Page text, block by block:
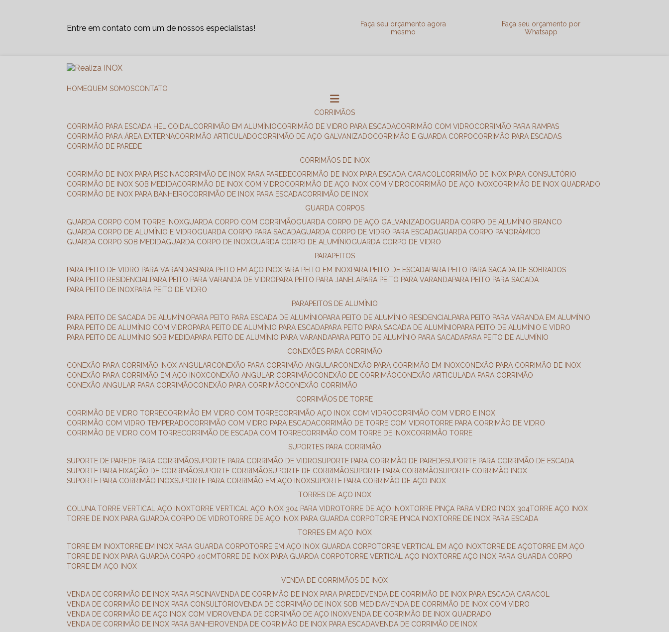
Entre em contato com um de nossos especialistas!
Faça seu orçamento agora
mesmo
Faça seu orçamento por
Whatsapp
HOME QUEM SOMOS CONTATO
CORRIMÃOS
CORRIMÃO PARA ESCADA HELICOIDAL
CORRIMÃO EM ALUMÍNIO CORRIMÃO DE VIDRO PARA ESCADA CORRIMÃO COM VIDRO
CORRIMÃO PARA RAMPAS
CORRIMÃO PARA ÁREA EXTERNA
CORRIMÃO ARTICULADO CORRIMÃO DE AÇO GALVANIZADO CORRIMÃO E GUARDA CORPO
CORRIMÃO PARA ESCADAS
CORRIMÃO DE PAREDE
CORRIMÃOS DE INOX
CORRIMÃO DE INOX PARA PISCINA
CORRIMÃO DE INOX PARA PAREDE CORRIMÃO DE INOX PARA ESCADA CARACOL
CORRIMÃO DE INOX PARA CONSULTÓRIO
CORRIMÃO DE INOX SOB MEDIDA
CORRIMÃO DE INOX COM VIDRO CORRIMÃO DE AÇO INOX COM VIDRO CORRIMÃO DE AÇO INOX
CORRIMÃO DE INOX QUADRADO
CORRIMÃO DE INOX PARA BANHEIRO
CORRIMÃO DE INOX PARA ESCADA
CORRIMÃO DE INOX
GUARDA CORPOS
GUARDA CORPO COM TORRE INOX
GUARDA CORPO COM CORRIMÃO GUARDA CORPO DE AÇO GALVANIZADO
GUARDA CORPO DE ALUMÍNIO BRANCO
GUARDA CORPO DE ALUMÍNIO E VIDRO
GUARDA CORPO PARA SACADA GUARDA CORPO DE VIDRO PARA ESCADA
GUARDA CORPO PANORÂMICO
GUARDA CORPO SOB MEDIDA
GUARDA CORPO DE INOX GUARDA CORPO DE ALUMÍNIO
GUARDA CORPO DE VIDRO
PARAPEITOS
PARA PEITO DE VIDRO PARA VARANDAS PARA PEITO EM AÇO INOX PARA PEITO EM INOX PARA PEITO DE ESCADA PARA PEITO PARA SACADA DE SOBRADOS
PARA PEITO RESIDENCIAL
PARA PEITO PARA VARANDA DE VIDRO PARA PEITO PARA JANELA PARA PEITO PARA VARANDA PARA PEITO PARA SACADA
PARA PEITO DE INOX PARA PEITO DE VIDRO
PARAPEITOS DE ALUMÍNIO
PARA PEITO DE SACADA DE ALUMÍNIO PARA PEITO PARA ESCADA DE ALUMÍNIO PARA PEITO DE ALUMÍNIO RESIDENCIAL
PARA PEITO PARA VARANDA EM ALUMÍNIO
PARA PEITO DE ALUMÍNIO COM VIDRO PARA PEITO DE ALUMÍNIO PARA ESCADA PARA PEITO PARA SACADA DE ALUMÍNIO PARA PEITO DE ALUMÍNIO E VIDRO
PARA PEITO DE ALUMÍNIO SOB MEDIDA PARA PEITO DE ALUMÍNIO PARA VARANDA PARA PEITO DE ALUMÍNIO PARA SACADA PARA PEITO DE ALUMÍNIO
CONEXÕES PARA CORRIMÃO
CONEXÃO PARA CORRIMÃO INOX ANGULAR
CONEXÃO PARA CORRIMÃO ANGULAR CONEXÃO PARA CORRIMÃO EM INOX
CONEXÃO PARA CORRIMÃO DE INOX
CONEXÃO PARA CORRIMÃO EM AÇO INOX
CONEXÃO ANGULAR CORRIMÃO CONEXÃO DE CORRIMÃO
CONEXÃO ARTICULADA PARA CORRIMÃO
CONEXÃO ANGULAR PARA CORRIMÃO
CONEXÃO PARA CORRIMÃO
CONEXÃO CORRIMÃO
CORRIMÃOS DE TORRE
CORRIMÃO DE VIDRO TORRE
CORRIMÃO EM VIDRO COM TORRE CORRIMÃO AÇO INOX COM VIDRO
CORRIMÃO COM VIDRO E INOX
CORRIMÃO COM VIDRO TEMPERADO
CORRIMÃO COM VIDRO PARA ESCADA CORRIMÃO DE TORRE COM VIDRO TORRE PARA CORRIMÃO DE VIDRO
CORRIMÃO DE VIDRO COM TORRE
CORRIMÃO DE ESCADA COM TORRE CORRIMÃO COM TORRE DE INOX
CORRIMÃO TORRE
SUPORTES PARA CORRIMÃO
SUPORTE DE PAREDE PARA CORRIMÃO
SUPORTE PARA CORRIMÃO DE VIDRO SUPORTE PARA CORRIMÃO DE PAREDE SUPORTE PARA CORRIMÃO DE ESCADA
SUPORTE PARA FIXAÇÃO DE CORRIMÃO
SUPORTE CORRIMÃO SUPORTE DE CORRIMÃO SUPORTE PARA CORRIMÃO
SUPORTE CORRIMÃO INOX
SUPORTE PARA CORRIMÃO INOX SUPORTE PARA CORRIMÃO EM AÇO INOX SUPORTE PARA CORRIMÃO DE AÇO INOX
TORRES DE AÇO INOX
COLUNA TORRE VERTICAL AÇO INOX TORRE VERTICAL AÇO INOX 304 PARA VIDRO TORRE DE AÇO INOX TORRE PINÇA PARA VIDRO INOX 304 TORRE AÇO INOX
TORRE DE INOX PARA GUARDA CORPO DE VIDRO TORRE DE AÇO INOX PARA GUARDA CORPO TORRE PINCA INOX TORRE DE INOX PARA ESCADA
TORRES EM AÇO INOX
TORRE EM INOX TORRE EM INOX PARA GUARDA CORPO TORRE EM AÇO INOX GUARDA CORPO TORRE VERTICAL EM AÇO INOX TORRE DE AÇO TORRE EM AÇO
TORRE DE INOX PARA GUARDA CORPO 40CM TORRE DE INOX PARA GUARDA CORPO TORRE VERTICAL AÇO INOX TORRE AÇO INOX PARA GUARDA CORPO
TORRE EM AÇO INOX
VENDA DE CORRIMÃOS DE INOX
VENDA DE CORRIMÃO DE INOX PARA PISCINA
VENDA DE CORRIMÃO DE INOX PARA PAREDE
VENDA DE CORRIMÃO DE INOX PARA ESCADA CARACOL
VENDA DE CORRIMÃO DE INOX PARA CONSULTÓRIO
VENDA DE CORRIMÃO DE INOX SOB MEDIDA
VENDA DE CORRIMÃO DE INOX COM VIDRO
VENDA DE CORRIMÃO DE AÇO INOX COM VIDRO
VENDA DE CORRIMÃO DE AÇO INOX
VENDA DE CORRIMÃO DE INOX QUADRADO
VENDA DE CORRIMÃO DE INOX PARA BANHEIRO
VENDA DE CORRIMÃO DE INOX PARA ESCADA
VENDA DE CORRIMÃO DE INOX